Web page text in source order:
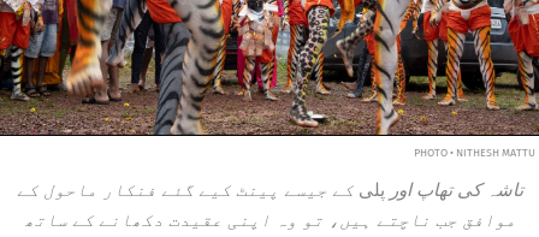
PHOTO • NITHESH MATTU
تاشہ کی تھاپ اور پلیکے جیسے پینٹ کیے گئے فنکار ماحول کے
موافق جب ناچتے ہیں، تو وہ اپنی عقیدت دکھانے کے ساتھ